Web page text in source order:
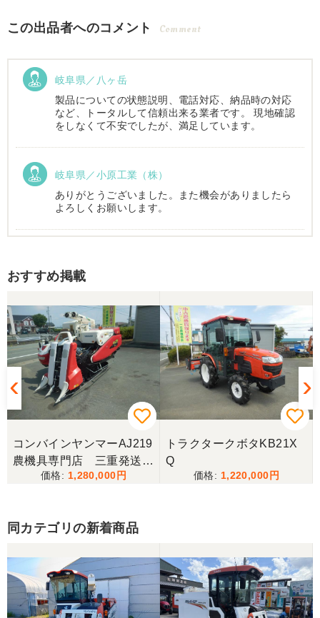
この出品者へのコメント Comment
岐阜県／八ヶ岳
製品についての状態説明、電話対応、納品時の対応
など、トータルして信頼出来る業者です。 現地確認
をしなくて不安でしたが、満足しています。
岐阜県／小原工業（株）
ありがとうございました。また機会がありましたら
よろしくお願いします。
西川さま。電話対応から自社納車まで丁寧で信頼で
きる方です。農機はまたこちらで購入したいです。
岐阜県／
完璧に整備されており、対応も親切で丁寧。配送ま
で自社で対応してくださり本当にありがとうござい
ました。次回もこちらで購入させて頂きます。
今回もしっかり整備整備をしてくださり安心です大
事に長く使わせていただきますありがとうございま
す
岐阜県／田畑
ただきましたありがとうございます
岐阜県／長池松広
おすすめ掲載
コンバインヤンマーAJ219
農機具専門店 三重発送整
備済み
1,280,000
トラクタークボタKB21X
Q
1,220,000
同カテゴリの新着商品